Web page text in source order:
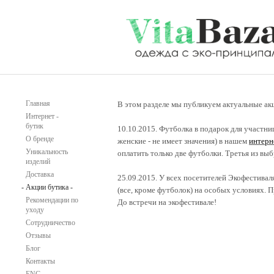
Главная
Интернет -
бутик
О бренде
Уникальность
изделий
Доставка
- Акции бутика -
Рекомендации по
уходу
Сотрудничество
Отзывы
Блог
Контакты
В этом разделе мы публикуем актуальные
10.10.2015. Футболка в подарок для
женские - не имеет значения) в нашем
оплатить только две футболки. Третья из
25.09.2015. У всех посетителей
(все, кроме футболок) на особых условиях.
До встречи на экофестивале!